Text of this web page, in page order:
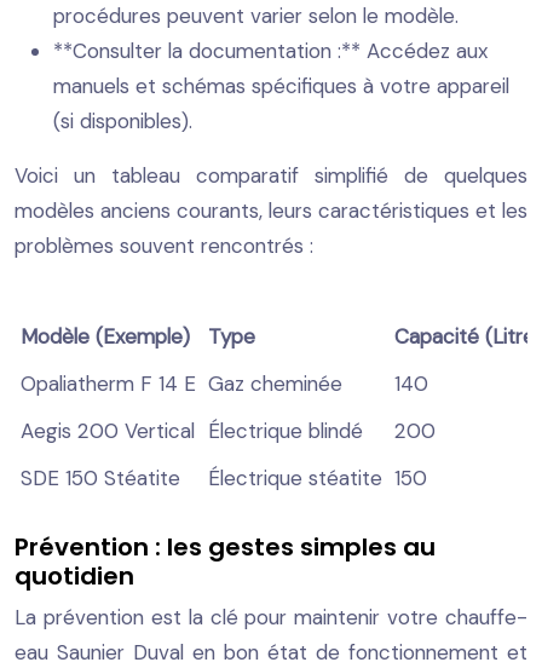
procédures peuvent varier selon le modèle.
**Consulter la documentation :** Accédez aux
manuels et schémas spécifiques à votre appareil
(si disponibles).
Voici un tableau comparatif simplifié de quelques
modèles anciens courants, leurs caractéristiques et les
problèmes souvent rencontrés :
Modèle (Exemple) Type
Capacité
Opaliatherm F 14 E Gaz cheminée
140
Aegis 200 Vertical Électrique blindé
200
SDE 150 Stéatite
Électrique stéatite 150
Prévention : les gestes simples au
quotidien
La prévention est la clé pour maintenir votre chauffe-
eau Saunier Duval en bon état de fonctionnement et